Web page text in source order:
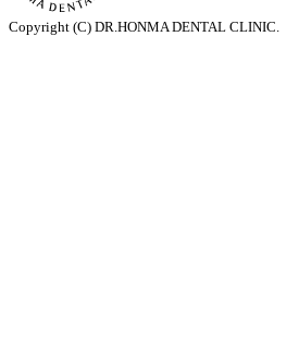
Copyright (C) DR.HONMA DENTAL CLINIC.